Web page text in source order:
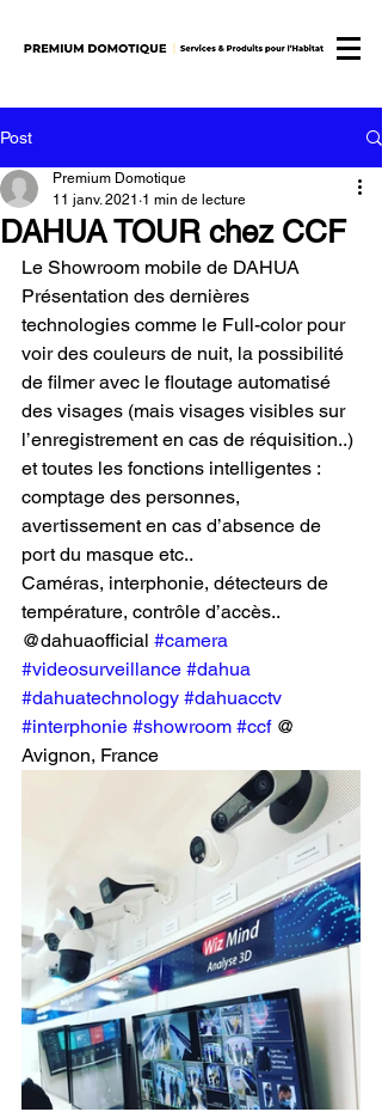
Post
DAHUA TOUR chez CCF
Premium Domotique
11 janv. 2021 1 min de lecture
Le Showroom mobile de DAHUA
Présentation des dernières
technologies comme le Full-color pour
voir des couleurs de nuit, la possibilité
de filmer avec le floutage automatisé
des visages (mais visages visibles sur
l’enregistrement en cas de réquisition..)
et toutes les fonctions intelligentes :
comptage des personnes,
avertissement en cas d’absence de
port du masque etc..
Caméras, interphonie, détecteurs de
température, contrôle d’accès..
@dahuaofficial #camera
#videosurveillance #dahua
#dahuatechnology #dahuacctv
#interphonie #showroom #ccf @
Avignon, France